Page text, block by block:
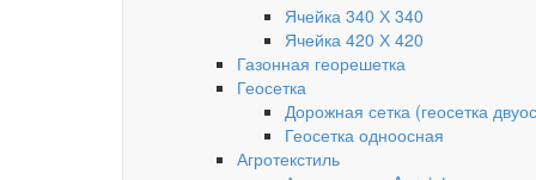
Ячейка 340 Х 340
Ячейка 420 Х 420
Газонная георешетка
Геосетка
Дорожная сетка (геосетка
Геосетка одноосная
Агротекстиль